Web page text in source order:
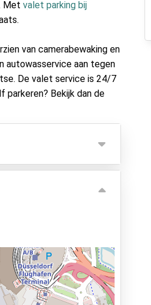
Met valet parking bij
van camerabewaking en
autowasservice aan tegen
De valet service is 24/7
parkeren? Bekijk dan de